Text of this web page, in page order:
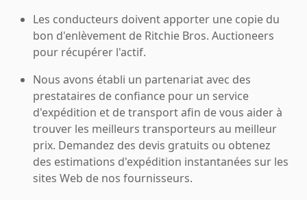
Les conducteurs doivent apporter une copie du
bon d'enlèvement de Ritchie Bros. Auctioneers
pour récupérer l'actif.
Nous avons établi un partenariat avec des
prestataires de confiance pour un service
d'expédition et de transport afin de vous aider à
trouver les meilleurs transporteurs au meilleur
prix. Demandez des devis gratuits ou obtenez
des estimations d'expédition instantanées sur les
sites Web de nos fournisseurs.